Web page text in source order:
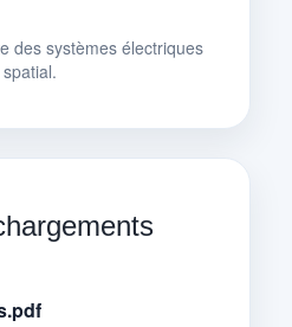
des systèmes électriques